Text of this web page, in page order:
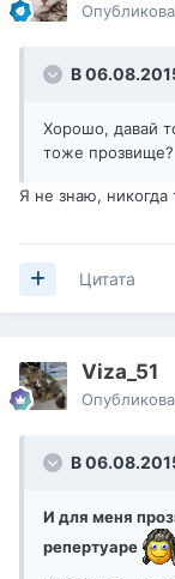
В
Хорошо, давай
тоже прозвище?
Я не знаю, никогда
Цитата
Viza_51
В
И для меня
репертуаре